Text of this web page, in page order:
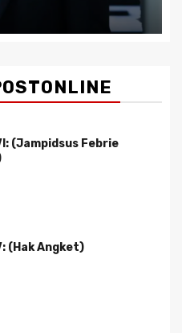
(Jampidsus Febrie
(Hak Angket)